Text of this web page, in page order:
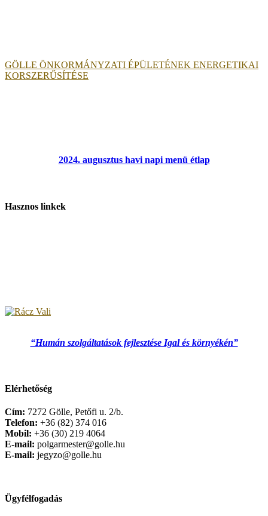
GÖLLE ÖNKORMÁNYZATI ÉPÜLETÉNEK ENERGETIKAI
KORSZERŰSÍTÉSE
2024. augusztus havi napi menü étlap
Hasznos linkek
“Humán szolgáltatások fejlesztése Igal és környékén”
Elérhetőség
Cím: 7272 Gölle, Petőfi u. 2/b.
Telefon: +36 (82) 374 016
Mobil: +36 (30) 219 4064
E-mail: polgarmester@golle.hu
E-mail: jegyzo@golle.hu
Ügyfélfogadás